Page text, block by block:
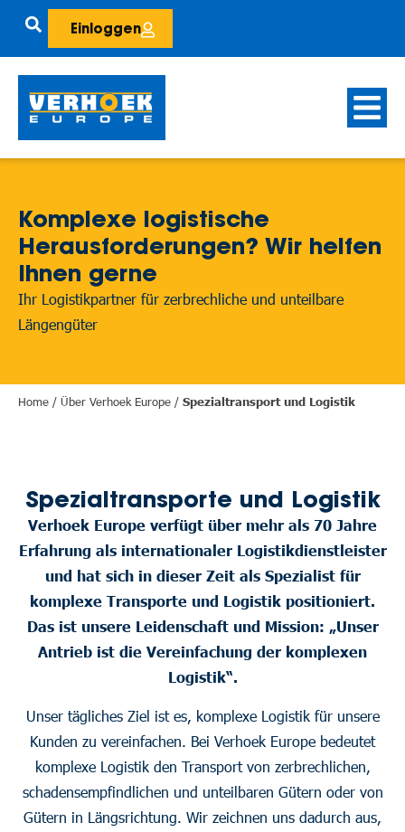
Einloggen
Komplexe logistische
Herausforderungen? Wir helfen
Ihnen gerne
Ihr Logistikpartner für zerbrechliche und unteilbare
Längengüter
Home / Über Verhoek Europe / Spezialtransport und Logistik
Spezialtransporte und Logistik
Verhoek Europe verfügt über mehr als 70 Jahre
Erfahrung als internationaler Logistikdienstleister
und hat sich in dieser Zeit als Spezialist für
komplexe Transporte und Logistik positioniert.
Das ist unsere Leidenschaft und Mission: „Unser
Antrieb ist die Vereinfachung der komplexen
Logistik“.
Unser tägliches Ziel ist es, komplexe Logistik für unsere
Kunden zu vereinfachen. Bei Verhoek Europe bedeutet
komplexe Logistik den Transport von zerbrechlichen,
schadensempfindlichen und unteilbaren Gütern oder von
Gütern in Längsrichtung. Wir zeichnen uns dadurch aus,